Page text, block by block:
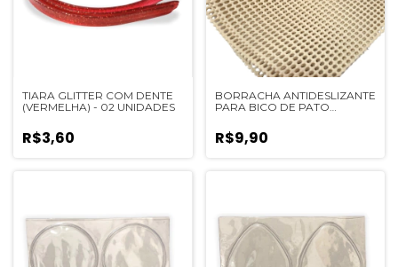
TIARA GLITTER COM DENTE
(VERMELHA) - 02 UNIDADES
R$3,60
BORRACHA ANTIDESLIZANTE
PARA BICO DE PATO
R$9,90